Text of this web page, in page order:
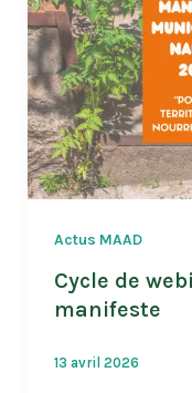
Actus MAAD
Cycle de
manifeste
13 avril 2026